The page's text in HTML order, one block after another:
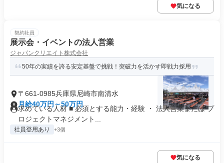
気になる
契約社員
展示会・イベントの法人営業
ジャパンクリエイト株式会社
50年の実績を誇る安定基盤で挑戦！突破力を活かす即戦力採用
〒661-0985兵庫県尼崎市南清水
月給40万円～50万円
求めている人材 ■ 必須とする能力・経験 ・ 法人営業または プ
ロジェクトマネジメント...
社員登用あり +3個
気になる